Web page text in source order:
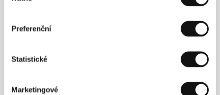
Preferenční
Statistické
Marketingové